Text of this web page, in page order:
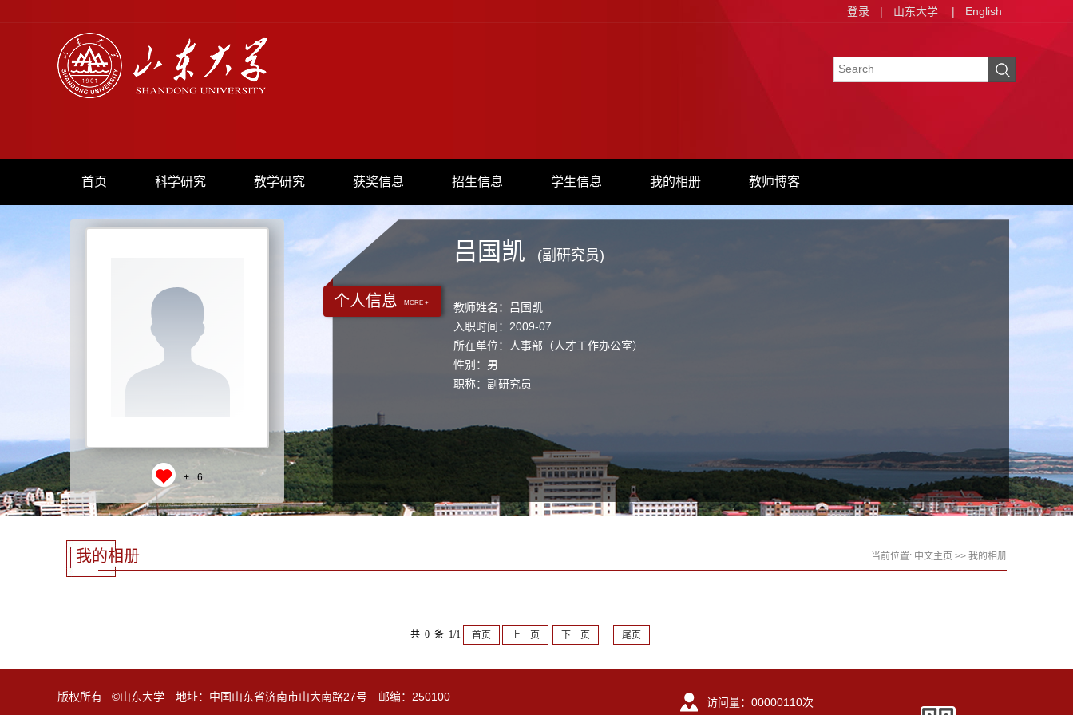
登录 | 山东大学 | English
首页 科学研究 教学研究 获奖信息 招生信息 学生信息 我的相册 教师博客
+ 6
个人信息 MORE +
吕国凯 (副研究员)
教师姓名：吕国凯
入职时间：2009-07
所在单位：人事部（人才工作办公室）
性别：男
职称：副研究员
我的相册 当前位置: 中文主页 >> 我的相册
共 0 条 1/1 首页 上一页 下一页 尾页
版权所有 ©山东大学 地址：中国山东省济南市山大南路27号 邮编：250100
访问量： 00000110次